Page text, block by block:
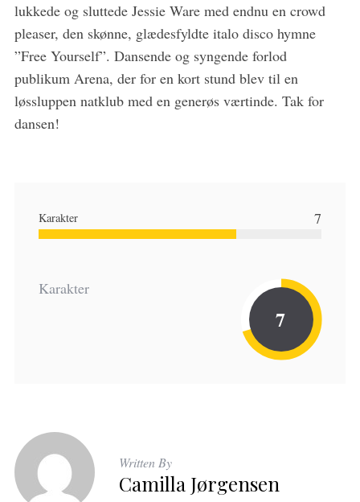
lukkede og sluttede Jessie Ware med endnu en crowd
pleaser, den skønne, glædesfyldte italo disco hymne
”Free Yourself”. Dansende og syngende forlod
publikum Arena, der for en kort stund blev til en
løssluppen natklub med en generøs værtinde. Tak for
dansen!
Karakter 7
Karakter
7
Written By
Camilla Jørgensen